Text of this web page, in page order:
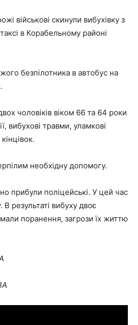
військові скинули вибухівку з
в Корабельному районі
безпілотника в автобус на
чоловіків віком 66 та 64 роки
вибухові травми, уламкові
необхідну допомогу.
прибули поліцейські. У цей час
В результаті вибуху двоє
поранення, загрози їх життю